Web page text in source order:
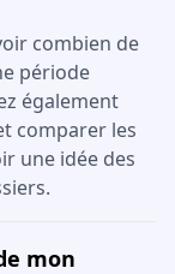
combien de
période
également
comparer les
une idée des
mon